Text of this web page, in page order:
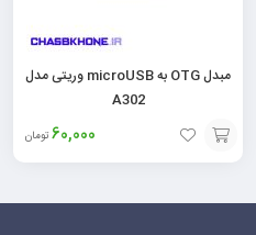
مبدل OTG به microUSB وریتی مدل
A302
60,000 تومان
افزودن
به